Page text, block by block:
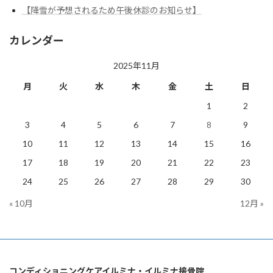
【降雪が予想されるため午後休診のお知らせ】
カレンダー
2025年11月
月
火 水 木 金 土
日
1
2
3
4 5 6 7 8
9
10
11 12 13 14 15
16
17
18 19 20 21 22
23
24
25 26 27 28 29 30
« 10月 12月 »
コンディショニングケアイルミナ・イルミナ接骨院